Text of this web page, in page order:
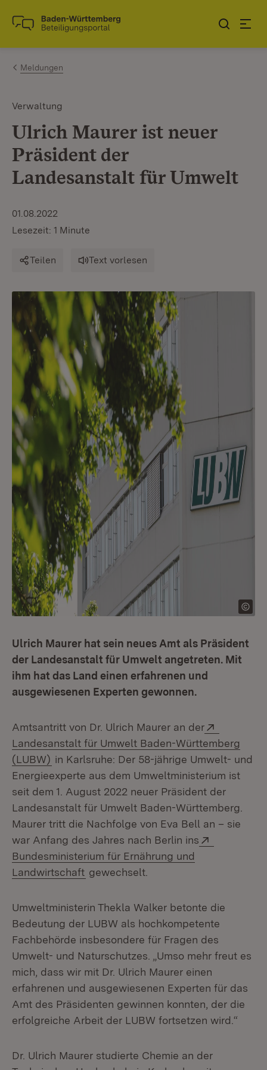
Zum Inhalt springen
Link zur Startseite
Meldungen
Verwaltung
Ulrich Maurer ist neuer
Präsident der
Landesanstalt für Umwelt
01.08.2022
Lesezeit: 1 Minute
Teilen Text vorlesen
Ulrich Maurer hat sein neues Amt als Präsident
der Landesanstalt für Umwelt angetreten. Mit
ihm hat das Land einen erfahrenen und
ausgewiesenen Experten gewonnen.
Amtsantritt von Dr. Ulrich Maurer an der
Landesanstalt für Umwelt Baden-Württemberg
(LUBW) (Öffnet in neuem Fenster)
in Karlsruhe: Der 58-jährige Um­welt- und
Energieexperte aus dem Umweltministerium ist
seit dem 1. August 2022 neuer Präsident der
Landesanstalt für Umwelt Baden-Württemberg.
Maurer tritt die Nachfolge von Eva Bell an – sie
war Anfang des Jahres nach Berlin ins
Bundesministerium für Ernährung und
Landwirtschaft (Öffnet in neuem Fenster)
gewechselt.
Umweltministerin Thekla Walker betonte die
Bedeutung der LUBW als hoch­kompetente
Fachbehörde insbesondere für Fragen des
Umwelt- und Natur­schutzes. „Umso mehr freut es
mich, dass wir mit Dr. Ulrich Maurer einen
erfahrenen und ausgewiesenen Experten für das
Amt des Präsidenten gewin­nen konnten, der die
erfolgreiche Arbeit der LUBW fortsetzen wird.“
Dr. Ulrich Maurer studierte Chemie an der